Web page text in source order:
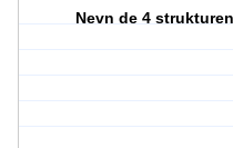
Nevn de 4